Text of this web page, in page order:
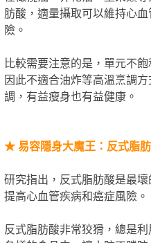
肪酸，適量攝取可以維持心
險。
比較需要注意的是，單元不
因此不適合油炸等高溫烹調
調，有益瘦身也有益健康。
★易容隱身大魔王：反式脂
研究指出，反式脂肪酸是最
提高心血管疾病和癌症風險。
反式脂肪酸非常狡猾，總是